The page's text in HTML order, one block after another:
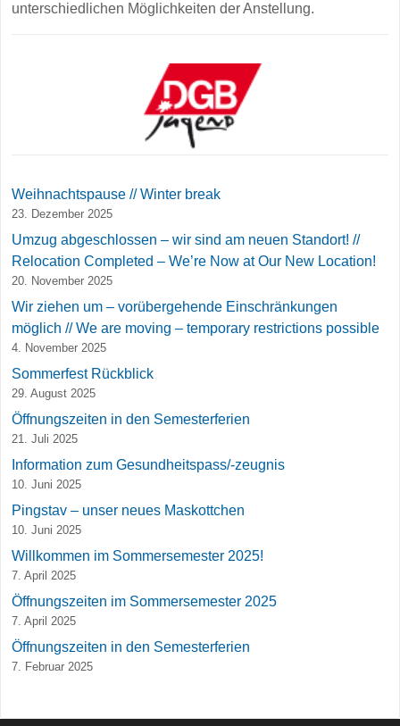
unterschiedlichen Möglichkeiten der Anstellung.
Weihnachtspause // Winter break
23. Dezember 2025
Umzug abgeschlossen – wir sind am neuen Standort! //
Relocation Completed – We’re Now at Our New Location!
20. November 2025
Wir ziehen um – vorübergehende Einschränkungen
möglich // We are moving – temporary restrictions possible
4. November 2025
Sommerfest Rückblick
29. August 2025
Öffnungszeiten in den Semesterferien
21. Juli 2025
Information zum Gesundheitspass/-zeugnis
10. Juni 2025
Pingstav – unser neues Maskottchen
10. Juni 2025
Willkommen im Sommersemester 2025!
7. April 2025
Öffnungszeiten im Sommersemester 2025
7. April 2025
Öffnungszeiten in den Semesterferien
7. Februar 2025